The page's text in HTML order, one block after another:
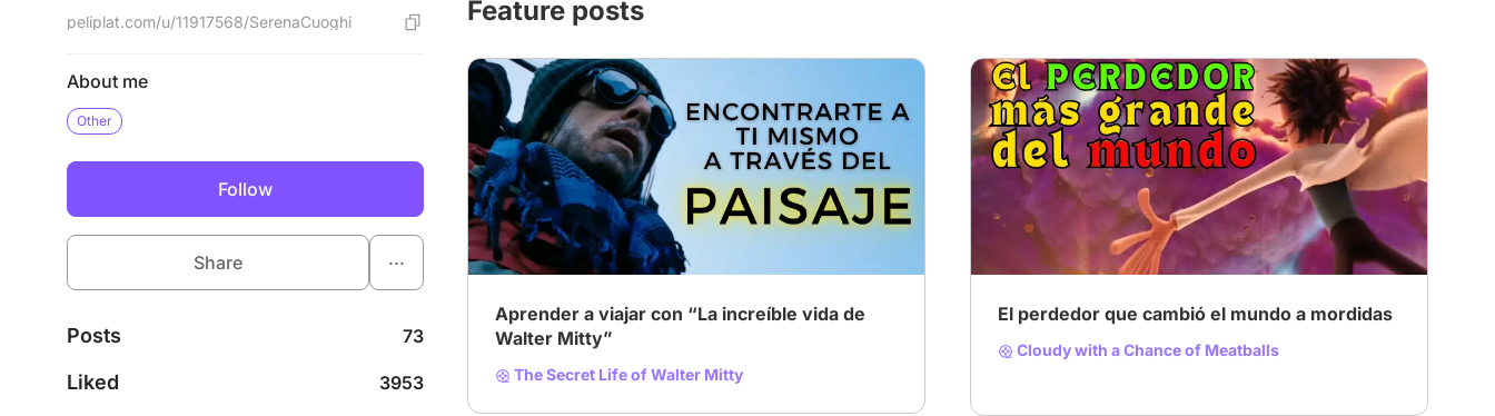
peliplat.com/u/11917568/SerenaCuoghi
About me
Other
Follow
Share ...
Posts 73
Liked 3953
Feature posts
Aprender a viajar con “La increíble vida de
Walter Mitty”
The Secret Life of Walter Mitty
# Animation # peliculas de animacion
El perdedor que cambió el mundo a mordidas
Cloudy with a Chance of Meatballs